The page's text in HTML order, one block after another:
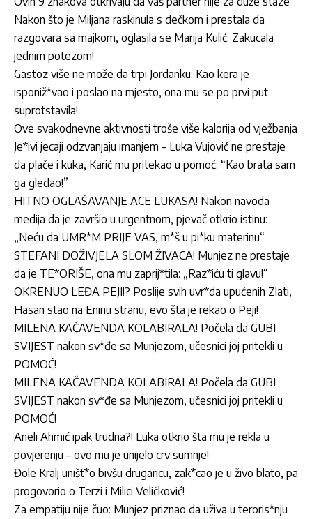
Nakon što je Miljana raskinula s dečkom i prestala da
razgovara sa majkom, oglasila se Marija Kulić: Zakucala
jednim potezom!
Gastoz više ne može da trpi Jordanku: Kao kera je
isponiž*vao i poslao na mjesto, ona mu se po prvi put
suprotstavila!
Ove svakodnevne aktivnosti troše više kalorija od vježbanja
Je*ivi jecaji odzvanjaju imanjem – Luka Vujović ne prestaje
da plače i kuka, Karić mu pritekao u pomoć: “Kao brata sam
ga gledao!”
HITNO OGLAŠAVANJE ACE LUKASA! Nakon navoda
medija da je završio u urgentnom, pjevač otkrio istinu:
„Neću da UMR*M PRIJE VAS, m*š u pi*ku materinu“
STEFANI DOŽIVJELA SLOM ŽIVACA! Munjez ne prestaje
da je TE*ORIŠE, ona mu zaprij*tila: „Raz*iću ti glavu!“
OKRENUO LEĐA PEJI!? Poslije svih uvr*da upućenih Zlati,
Hasan stao na Eninu stranu, evo šta je rekao o Peji!
MILENA KAČAVENDA KOLABIRALA! Počela da GUBI
SVIJEST nakon sv*đe sa Munjezom, učesnici joj pritekli u
POMOĆ!
MILENA KAČAVENDA KOLABIRALA! Počela da GUBI
SVIJEST nakon sv*đe sa Munjezom, učesnici joj pritekli u
POMOĆ!
Aneli Ahmić ipak trudna?! Luka otkrio šta mu je rekla u
povjerenju – ovo mu je unijelo crv sumnje!
Đole Kralj uništ*o bivšu drugaricu, zak*cao je u živo blato, pa
progovorio o Terzi i Milici Veličković!
Za empatiju nije čuo: Munjez priznao da uživa u teroris*nju